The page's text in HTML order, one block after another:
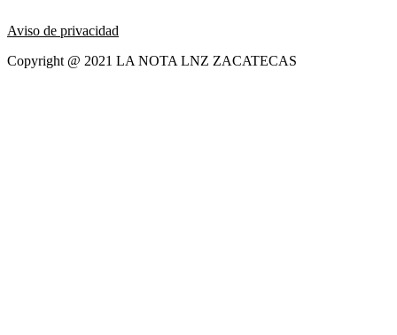
Aviso de privacidad
Copyright @ 2021 LA NOTA LNZ ZACATECAS